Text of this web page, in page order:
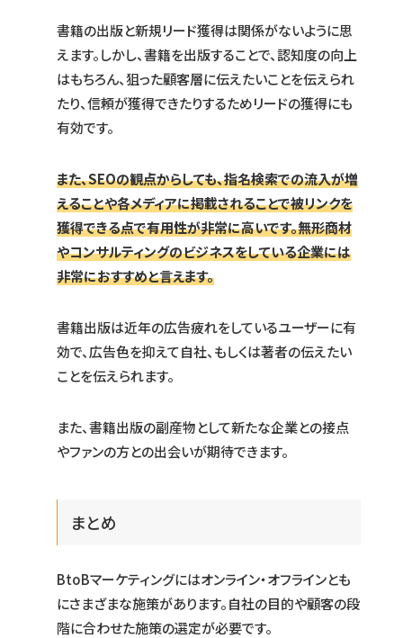
書籍の出版と新規リード獲得は関係がないように思
えます。しかし、書籍を出版することで、認知度の向上
はもちろん、狙った顧客層に伝えたいことを伝えられ
たり、信頼が獲得できたりするためリードの獲得にも
有効です。
また、SEOの観点からしても、指名検索での流入が増
えることや各メディアに掲載されることで被リンクを
獲得できる点で有用性が非常に高いです。無形商材
やコンサルティングのビジネスをしている企業には
非常におすすめと言えます。
書籍出版は近年の広告疲れをしているユーザーに有
効で、広告色を抑えて自社、もしくは著者の伝えたい
ことを伝えられます。
また、書籍出版の副産物として新たな企業との接点
やファンの方との出会いが期待できます。
まとめ
BtoBマーケティングにはオンライン・オフラインとも
にさまざまな施策があります。自社の目的や顧客の段
階に合わせた施策の選定が必要です。